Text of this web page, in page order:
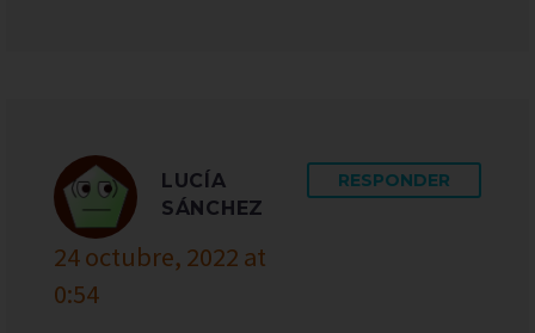
LUCÍA
SÁNCHEZ
24 octubre, 2022 at
0:54
RESPONDER